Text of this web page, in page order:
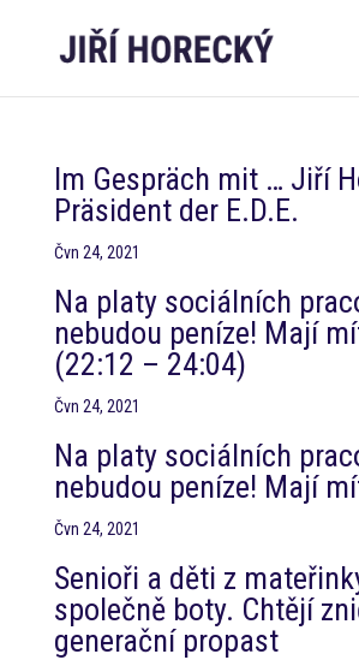
Im Gespräch mit … Jiří
Präsident der E.D.E.
Čvn 24, 2021
Na platy sociálních
nebudou peníze! Mají
(22:12 – 24:04)
Čvn 24, 2021
Na platy sociálních
nebudou peníze! Mají
Čvn 24, 2021
Senioři a děti z
společně boty. Chtějí
generační propast